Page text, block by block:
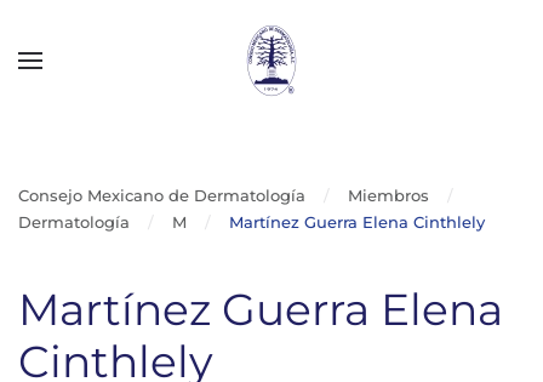
Consejo Mexicano de Dermatología
Miembros
Dermatología
M Martínez Guerra Elena Cinthlely
Martínez Guerra Elena
Cinthlely